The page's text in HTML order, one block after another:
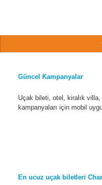
Güncel Kampanyalar
Uçak bileti, otel, kiralık
kampanyaları için mobil
En ucuz uçak biletleri